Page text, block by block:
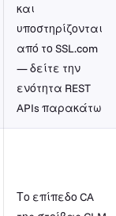
και
υποστηρίζονται
από το SSL.com
— δείτε την
ενότητα REST
APIs παρακάτω
Το επίπεδο CA